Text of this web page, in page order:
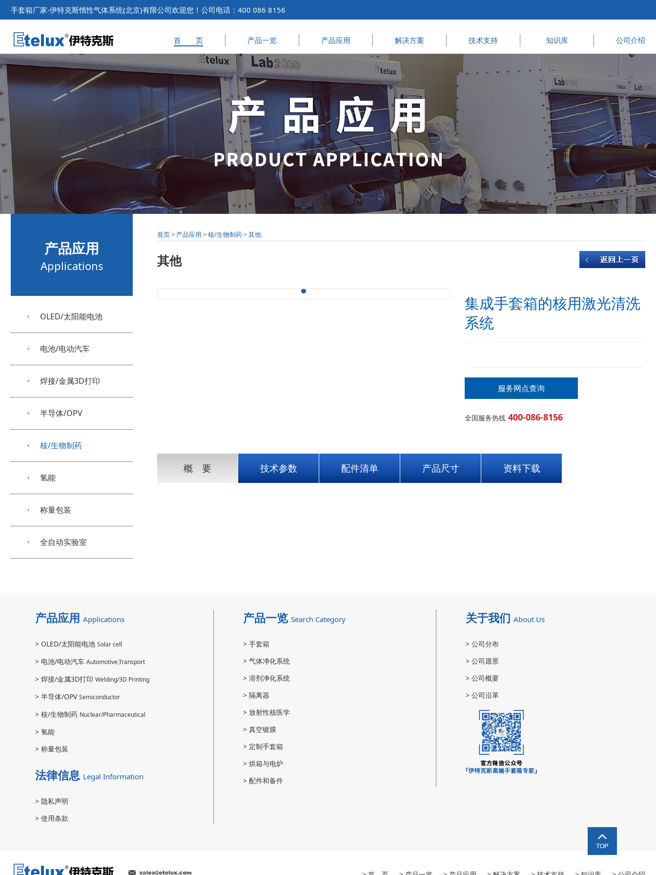
手套箱厂家-伊特克斯惰性气体系统(北京)有限公司欢迎您！公司电话：400 086 8156
首 页 产品一览 产品应用 解决方案 技术支持 知识库 公司介绍
产品应用
Applications
OLED/太阳能电池
电池/电动汽车
焊接/金属3D打印
半导体/OPV
核/生物制药
氢能
称量包装
全自动实验室
首页> 产品应用 >核/生物制药>其他
其他
集成手套箱的核用激光清洗
系统
服务网点查询
全国服务热线 400-086-8156
概 要 技术参数 配件清单 产品尺寸 资料下载
产品应用 Applications
> OLED/太阳能电池 Solar cell
> 电池/电动汽车 Automotive,Transport
> 焊接/金属3D打印 Welding/3D Printing
> 半导体/OPVSemiconductor
> 核/生物制药 Nuclear/Pharmaceutical
> 氢能
> 称量包装
法律信息 Legal Information
> 隐私声明
> 使用条款
产品一览 Search Category
> 手套箱
> 气体净化系统
> 溶剂净化系统
> 隔离器
> 放射性核医学
> 真空镀膜
> 定制手套箱
> 烘箱与电炉
> 配件和备件
关于我们 About Us
> 公司分布
> 公司愿景
> 公司概要
> 公司沿革